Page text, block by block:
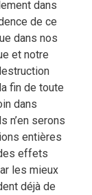
dans
de ce
dans nos
et notre
fin de toute
dans
n’en serons
entières
effets
les mieux
déjà de